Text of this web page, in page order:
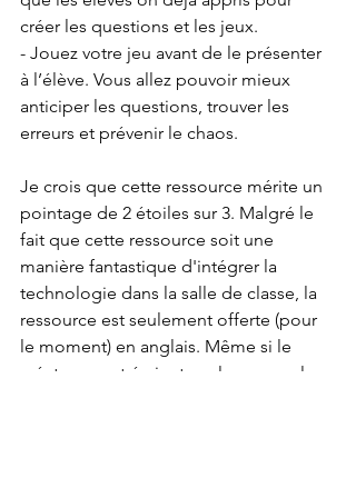
créer les questions et les jeux.
- Jouez votre jeu avant de le présenter
à l’élève. Vous allez pouvoir mieux
anticiper les questions, trouver les
erreurs et prévenir le chaos.
Je crois que cette ressource mérite un
pointage de 2 étoiles sur 3. Malgré le
fait que cette ressource soit une
manière fantastique d'intégrer la
technologie dans la salle de classe, la
ressource est seulement offerte (pour
le moment) en anglais. Même si le
créateur peut écrire tous les exemples